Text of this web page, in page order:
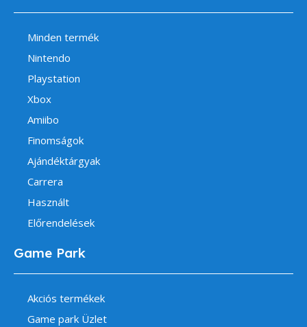
Minden termék
Nintendo
Playstation
Xbox
Amiibo
Finomságok
Ajándéktárgyak
Carrera
Használt
Előrendelések
Game Park
Akciós termékek
Game park Üzlet